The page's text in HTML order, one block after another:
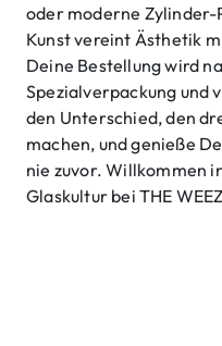
oder moderne Zylinder-
Kunst vereint Ästhetik
Deine Bestellung wird
Spezialverpackung und
den Unterschied, den
machen, und genieße
nie zuvor. Willkommen
Glaskultur bei THE